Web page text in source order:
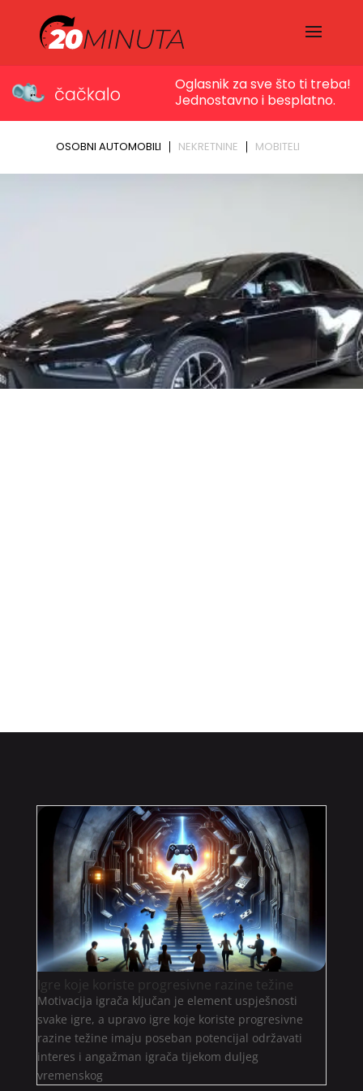
Igre koje koriste progresivne razine težine
Motivacija igrača ključan je element uspješnosti
svake igre, a upravo igre koje koriste progresivne
razine težine imaju poseban potencijal održavati
interes i angažman igrača tijekom duljeg
vremenskog